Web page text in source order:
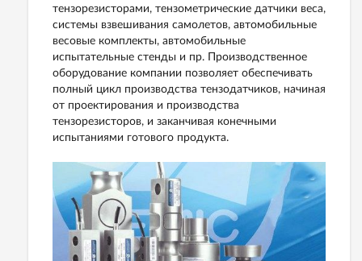
тензорезисторами, тензометрические датчики веса,
системы взвешивания самолетов, автомобильные
весовые комплекты, автомобильные
испытательные стенды и пр.
Производственное
оборудование компании позволяет обеспечивать
полный цикл производства тензодатчиков, начиная
от проектирования и производства
тензорезисторов, и заканчивая конечными
испытаниями готового продукта.